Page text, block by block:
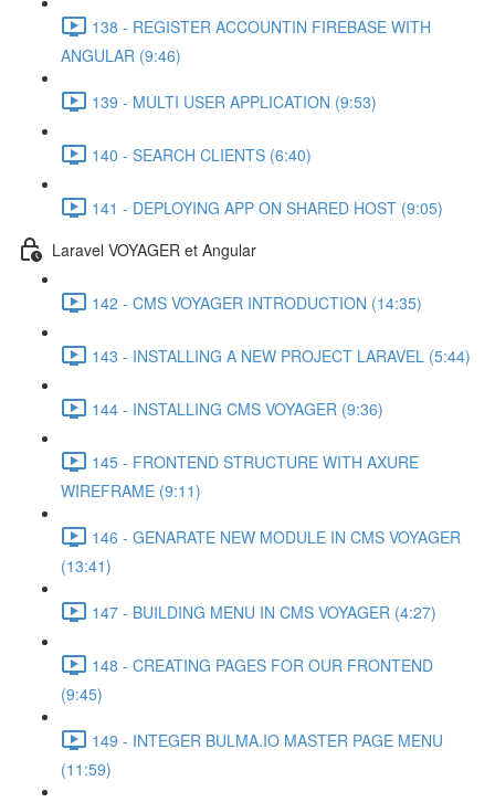
138 - REGISTER ACCOUNTIN FIREBASE WITH
ANGULAR (9:46)
139 - MULTI USER APPLICATION (9:53)
140 - SEARCH CLIENTS (6:40)
141 - DEPLOYING APP ON SHARED HOST (9:05)
Laravel VOYAGER et Angular
142 - CMS VOYAGER INTRODUCTION (14:35)
143 - INSTALLING A NEW PROJECT LARAVEL (5:44)
144 - INSTALLING CMS VOYAGER (9:36)
145 - FRONTEND STRUCTURE WITH AXURE
WIREFRAME (9:11)
146 - GENARATE NEW MODULE IN CMS VOYAGER
(13:41)
147 - BUILDING MENU IN CMS VOYAGER (4:27)
148 - CREATING PAGES FOR OUR FRONTEND
(9:45)
149 - INTEGER BULMA.IO MASTER PAGE MENU
(11:59)